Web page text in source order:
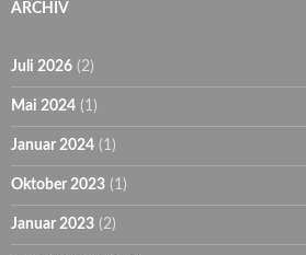
ARCHIV
Juli 2026 (2)
Mai 2024 (1)
Januar 2024 (1)
Oktober 2023 (1)
Januar 2023 (2)